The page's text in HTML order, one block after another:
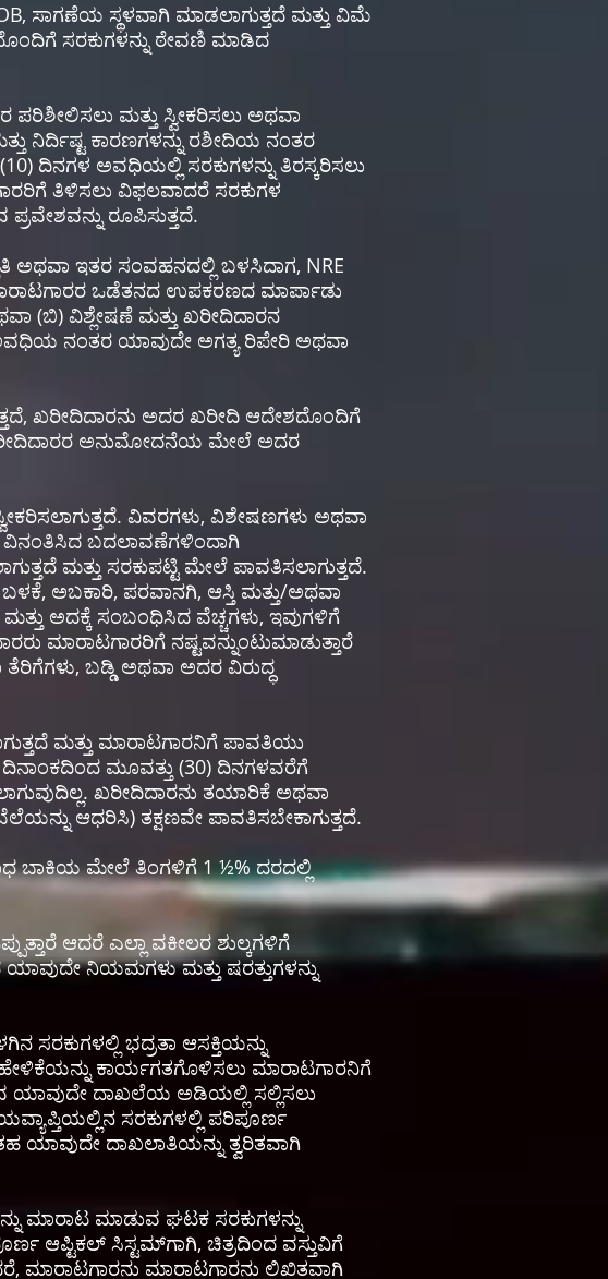
ಸಾಗಣೆಯ ಸ್ಥಳವಾಗಿ ಮಾಡಲಾಗುತ್ತದೆ ಮತ್ತು ವಿಮೆ
ಸರಕುಗಳನ್ನು ಠೇವಣಿ ಮಾಡಿದ
ಪರಿಶೀಲಿಸಲು ಮತ್ತು ಸ್ವೀಕರಿಸಲು ಅಥವಾ
ನಿರ್ದಿಷ್ಟ ಕಾರಣಗಳನ್ನು ರಶೀದಿಯ ನಂತರ
ದಿನಗಳ ಅವಧಿಯಲ್ಲಿ ಸರಕುಗಳನ್ನು ತಿರಸ್ಕರಿಸಲು
ತಿಳಿಸಲು ವಿಫಲವಾದರೆ ಸರಕುಗಳ
ರೂಪಿಸುತ್ತದೆ.
ಅಥವಾ ಇತರ ಸಂವಹನದಲ್ಲಿ ಬಳಸಿದಾಗ, NRE
ಒಡೆತನದ ಉಪಕರಣದ ಮಾರ್ಪಾಡು
(ಬಿ) ವಿಶ್ಲೇಷಣೆ ಮತ್ತು ಖರೀದಿದಾರನ
ನಂತರ ಯಾವುದೇ ಅಗತ್ಯ ರಿಪೇರಿ ಅಥವಾ
ಖರೀದಿದಾರನು ಅದರ ಖರೀದಿ ಆದೇಶದೊಂದಿಗೆ
ಅನುಮೋದನೆಯ ಮೇಲೆ ಅದರ
ವಿವರಗಳು, ವಿಶೇಷಣಗಳು ಅಥವಾ
ಬದಲಾವಣೆಗಳಿಂದಾಗಿ
ಮತ್ತು ಸರಕುಪಟ್ಟಿ ಮೇಲೆ ಪಾವತಿಸಲಾಗುತ್ತದೆ.
ಅಬಕಾರಿ, ಪರವಾನಗಿ, ಆಸ್ತಿ ಮತ್ತು/ಅಥವಾ
ಅದಕ್ಕೆ ಸಂಬಂಧಿಸಿದ ವೆಚ್ಚಗಳು, ಇವುಗಳಿಗೆ
ಮಾರಾಟಗಾರರಿಗೆ ನಷ್ಟವನ್ನುಂಟುಮಾಡುತ್ತಾರೆ
ಬಡ್ಡಿ ಅಥವಾ ಅದರ ವಿರುದ್ಧ
ಮತ್ತು ಮಾರಾಟಗಾರನಿಗೆ ಪಾವತಿಯು
ಮೂವತ್ತು (30) ದಿನಗಳವರೆಗೆ
ಖರೀದಿದಾರನು ತಯಾರಿಕೆ ಅಥವಾ
ಆಧರಿಸಿ) ತಕ್ಷಣವೇ ಪಾವತಿಸಬೇಕಾಗುತ್ತದೆ.
ಬಾಕಿಯ ಮೇಲೆ ತಿಂಗಳಿಗೆ 1 ½% ದರದಲ್ಲಿ
ಆದರೆ ಎಲ್ಲಾ ವಕೀಲರ ಶುಲ್ಕಗಳಿಗೆ
ನಿಯಮಗಳು ಮತ್ತು ಷರತ್ತುಗಳನ್ನು
ಸರಕುಗಳಲ್ಲಿ ಭದ್ರತಾ ಆಸಕ್ತಿಯನ್ನು
ಕಾರ್ಯಗತಗೊಳಿಸಲು ಮಾರಾಟಗಾರನಿಗೆ
ಯಾವುದೇ ದಾಖಲೆಯ ಅಡಿಯಲ್ಲಿ ಸಲ್ಲಿಸಲು
ಸರಕುಗಳಲ್ಲಿ ಪರಿಪೂರ್ಣ
ಯಾವುದೇ ದಾಖಲಾತಿಯನ್ನು ತ್ವರಿತವಾಗಿ
ಮಾರಾಟ ಮಾಡುವ ಘಟಕ ಸರಕುಗಳನ್ನು
ಆಪ್ಟಿಕಲ್ ಸಿಸ್ಟಮ್‌ಗಾಗಿ, ಚಿತ್ರದಿಂದ ವಸ್ತುವಿಗೆ
ಮಾರಾಟಗಾರನು ಮಾರಾಟಗಾರನು ಲಿಖಿತವಾಗಿ